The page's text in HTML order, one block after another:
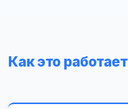
Как это работает